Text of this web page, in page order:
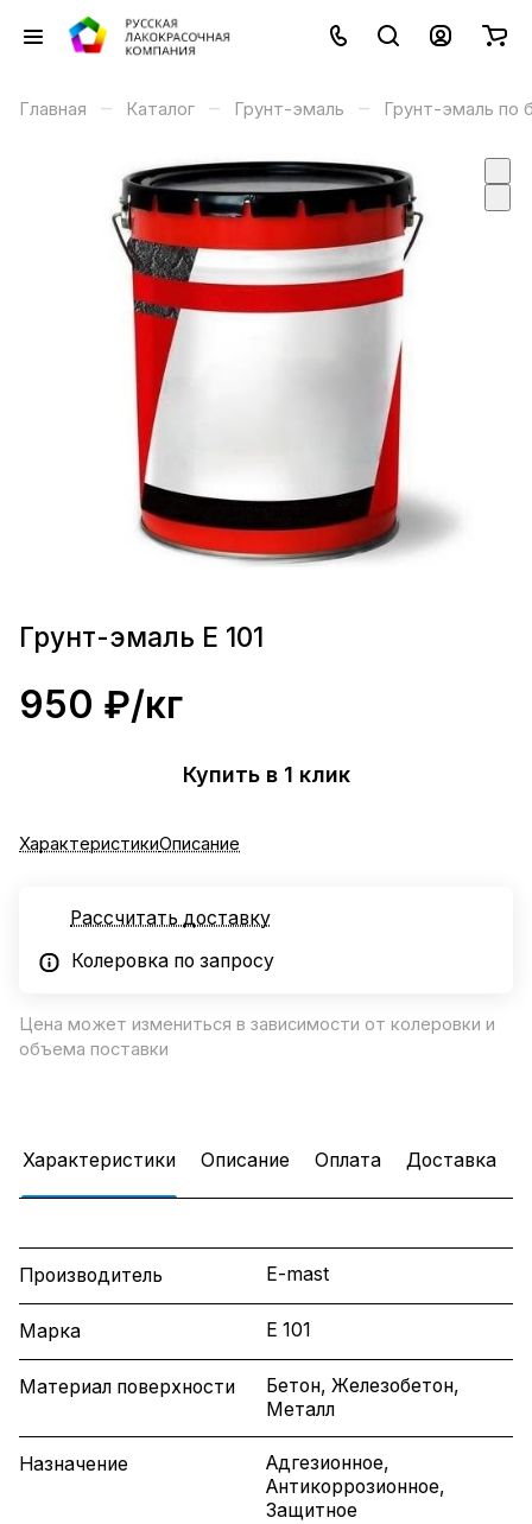
Главная – Каталог – Грунт-эмаль – Грунт-эмаль по
Грунт-эмаль Е 101
950 ₽/кг
Купить в 1 клик
ХарактеристикиОписание
Рассчитать доставку
Колеровка по запросу
Цена может измениться в зависимости от колеровки и
объема поставки
Характеристики Описание Оплата Доставка
Производитель E-mast
Марка Е 101
Материал поверхности
Бетон, Железобетон,
Металл
Назначение
Адгезионное,
Антикоррозионное,
Защитное